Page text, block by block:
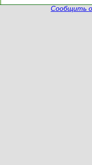
Сообщить о